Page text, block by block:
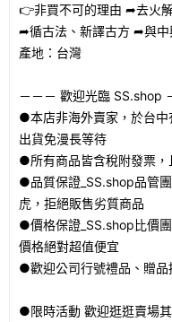
👉非買不可的理由 ➦去火
➦循古法、新譯古方 ➦與中
產地：台灣
－－－ 歡迎光臨 SS.shop
●本店非海外賣家，於台
出貨免漫長等待
●所有商品皆含稅附發票，
●品質保證_SS.shop品管
虎，拒絕販售劣質商品
●價格保證_SS.shop比價
價格絕對超值便宜
●歡迎公司行號禮品、贈品
●限時活動 歡迎逛逛賣場